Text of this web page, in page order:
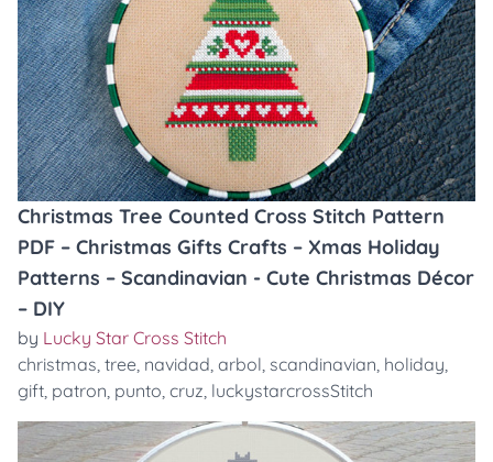
Christmas Tree Counted Cross Stitch Pattern
PDF – Christmas Gifts Crafts – Xmas Holiday
Patterns – Scandinavian - Cute Christmas Décor
– DIY
by Lucky Star Cross Stitch
christmas, tree, navidad, arbol, scandinavian, holiday,
gift, patron, punto, cruz, luckystarcrossStitch